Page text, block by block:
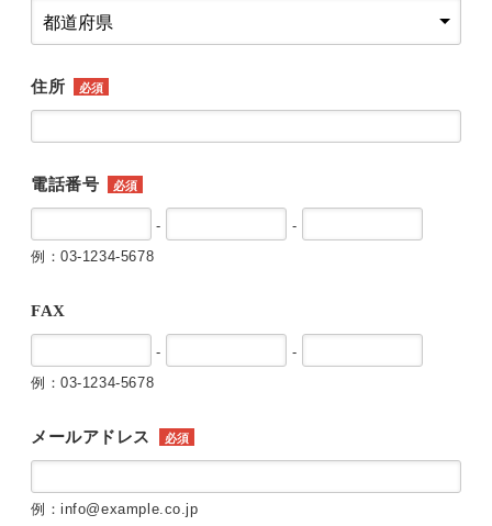
住所 必須
電話番号 必須
-
-
例：03-1234-5678
FAX
-
-
例：03-1234-5678
メールアドレス 必須
例：info@example.co.jp